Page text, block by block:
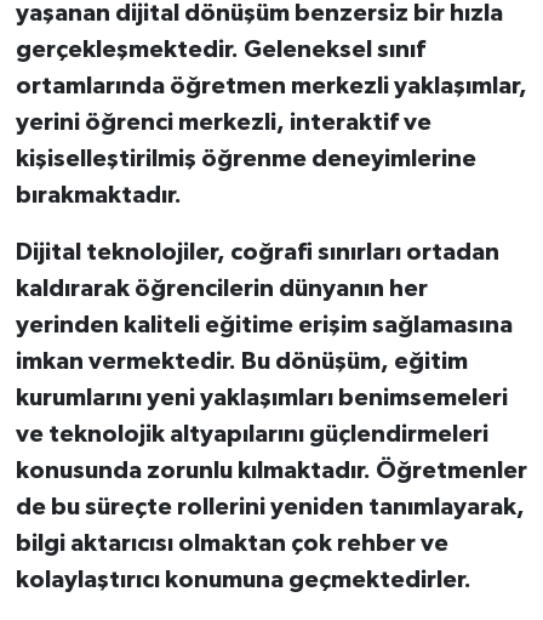
yaşanan dijital dönüşüm benzersiz bir hızla
gerçekleşmektedir. Geleneksel sınıf
ortamlarında öğretmen merkezli yaklaşımlar,
yerini öğrenci merkezli, interaktif ve
kişiselleştirilmiş öğrenme deneyimlerine
bırakmaktadır.
Dijital teknolojiler, coğrafi sınırları ortadan
kaldırarak öğrencilerin dünyanın her
yerinden kaliteli eğitime erişim sağlamasına
imkan vermektedir. Bu dönüşüm, eğitim
kurumlarını yeni yaklaşımları benimsemeleri
ve teknolojik altyapılarını güçlendirmeleri
konusunda zorunlu kılmaktadır. Öğretmenler
de bu süreçte rollerini yeniden tanımlayarak,
bilgi aktarıcısı olmaktan çok rehber ve
kolaylaştırıcı konumuna geçmektedirler.